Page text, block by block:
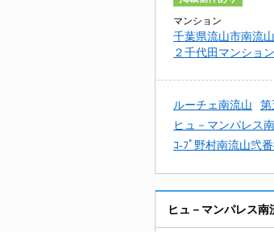
マンション
千葉県流山市南流
２千代田マンション
ルーチェ南流山 第
ヒュ－マンパレス
ｺ-ﾌﾟ野村南流山弐
ヒュ－マンパレス